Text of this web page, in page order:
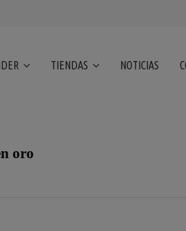
TIENDAS NOTICIAS
oro